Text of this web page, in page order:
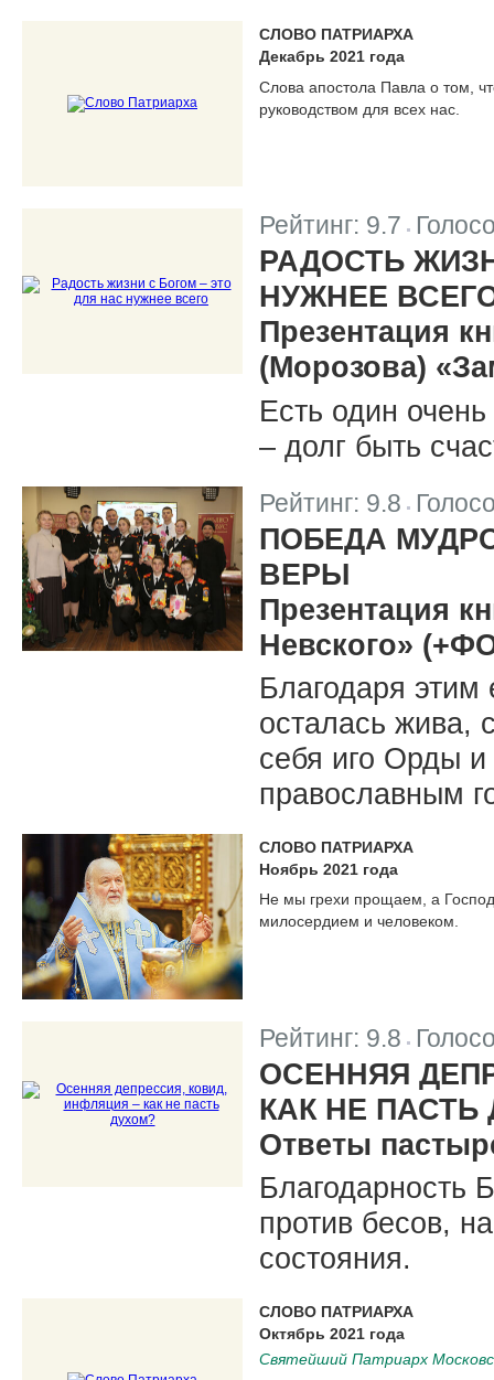
СЛОВО ПАТРИАРХА
Декабрь 2021 года
Слова апостола Павла о том,
руководством для всех нас.
Рейтинг: 9.7
РАДОСТЬ
НУЖНЕЕ
Презентация
(Морозова)
Есть один
– долг быть
Рейтинг: 9.8 |
ПОБЕДА
ВЕРЫ
Презентация
Невского»
Благодаря
осталась жива,
себя иго Орды
православным
СЛОВО ПАТРИАРХА
Ноябрь 2021 года
Не мы грехи прощаем, а
милосердием и человеком.
Рейтинг: 9.8 |
ОСЕННЯЯ
КАК НЕ ПАСТЬ
Ответы
Благодарность
против бесов,
состояния.
СЛОВО ПАТРИАРХА
Октябрь 2021 года
Святейший Патриарх